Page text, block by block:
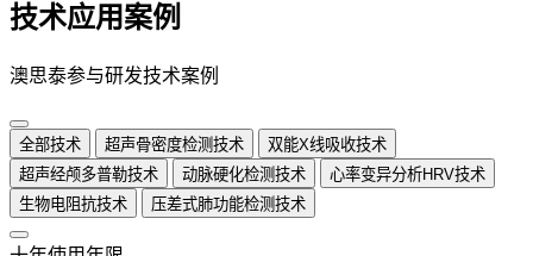
技术应用案例
澳思泰参与研发技术案例
全部技术 超声骨密度检测技术
双能X线吸收技术
超声经颅多普勒技术
动脉硬化检测技术
心率变异分析HRV技术
生物电阻抗技术
压差式肺功能检测技术